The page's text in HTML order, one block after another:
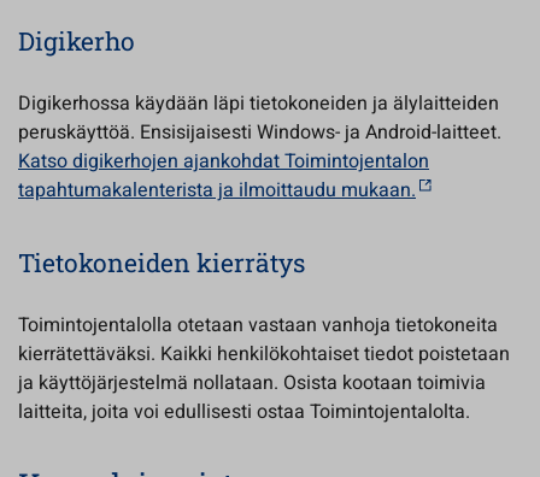
Digikerho
Digikerhossa käydään läpi tietokoneiden ja älylaitteiden
peruskäyttöä. Ensisijaisesti Windows- ja Android-laitteet.
Katso digikerhojen ajankohdat Toimintojentalon
tapahtumakalenterista ja ilmoittaudu mukaan.
Tietokoneiden kierrätys
Toimintojentalolla otetaan vastaan vanhoja tietokoneita
kierrätettäväksi. Kaikki henkilökohtaiset tiedot poistetaan
ja käyttöjärjestelmä nollataan. Osista kootaan toimivia
laitteita, joita voi edullisesti ostaa Toimintojentalolta.